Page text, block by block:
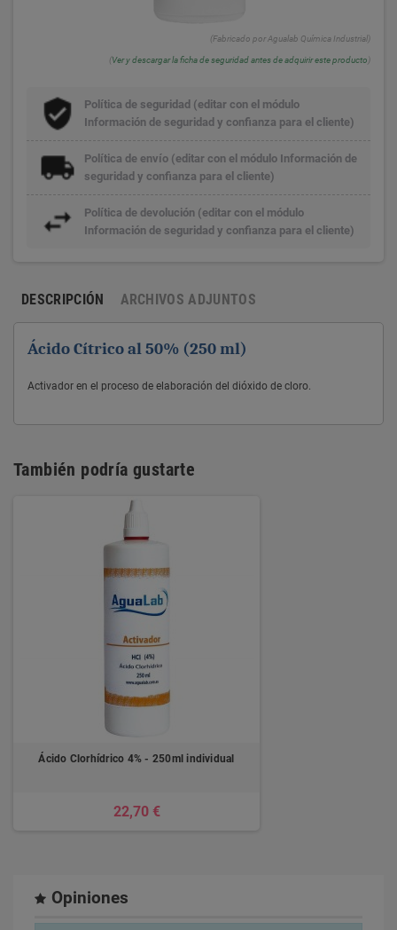
(Fabricado por Agualab Química Industrial)
(Ver y descargar la ficha de seguridad antes de adquirir este producto)
Política de seguridad (editar con el módulo
Información de seguridad y confianza para el cliente)
Política de envío (editar con el módulo Información de
seguridad y confianza para el cliente)
Política de devolución (editar con el módulo
Información de seguridad y confianza para el cliente)
DESCRIPCIÓN ARCHIVOS ADJUNTOS
Ácido Cítrico al 50% (250 ml)
Activador en el proceso de elaboración del dióxido de cloro.
También podría gustarte
Ácido Clorhídrico 4% - 250ml individual
22,70 €
Opiniones